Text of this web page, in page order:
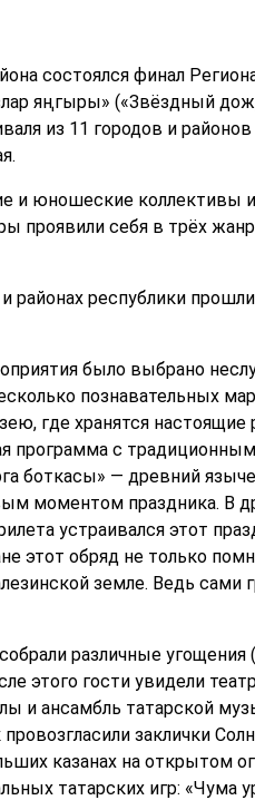
состоялся финал
яңгыры» («Звёздный
из 11 городов и
и юношеские коллективы
себя в трёх
республики
было выбрано
познавательных
где хранятся
с
боткасы» — древний
моментом праздника. В
устраивался этот
этот обряд не только
земле. Ведь сами
различные
этого гости увидели
и ансамбль татарской
заклички
казанах на открытом
татарских игр: «Чума